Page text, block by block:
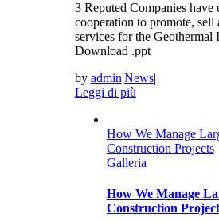
3 Reputed Companies have
cooperation to promote, sell
services for the Geothermal
Download .ppt
by admin|News|
Leggi di più
How We Manage
Construction Projects
Galleria
How We Manage
Construction